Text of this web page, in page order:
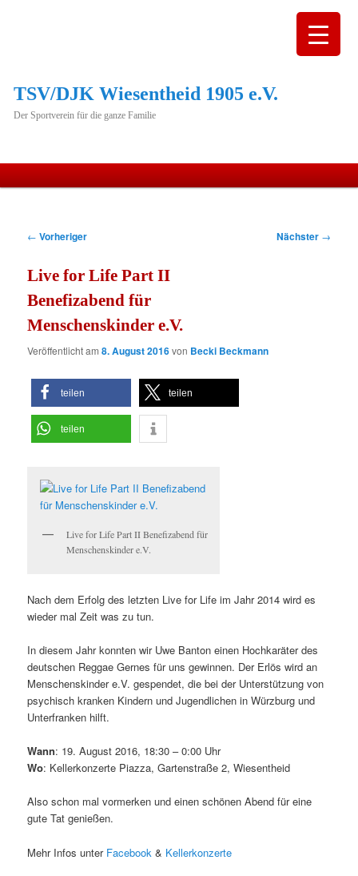
TSV/DJK Wiesentheid 1905 e.V.
Der Sportverein für die ganze Familie
springen
Beitragsnavigation
← Vorheriger Nächster →
Live for Life Part II
Benefizabend für
Menschenskinder e.V.
Veröffentlicht am8. August 2016von Becki Beckmann
teilen teilen
teilen
Live for Life Part II Benefizabend für
Menschenskinder e.V.
Nach dem Erfolg des letzten Live for Life im Jahr 2014 wird es
wieder mal Zeit was zu tun.
In diesem Jahr konnten wir Uwe Banton einen Hochkaräter des
deutschen Reggae Gernes für uns gewinnen. Der Erlös wird an
Menschenskinder e.V. gespendet, die bei der Unterstützung von
psychisch kranken Kindern und Jugendlichen in Würzburg und
Unterfranken hilft.
Wann: 19. August 2016, 18:30 – 0:00 Uhr
Wo: Kellerkonzerte Piazza,Gartenstraße 2, Wiesentheid
Also schon mal vormerken und einen schönen Abend für eine
gute Tat genießen.
Mehr Infos unter Facebook & Kellerkonzerte